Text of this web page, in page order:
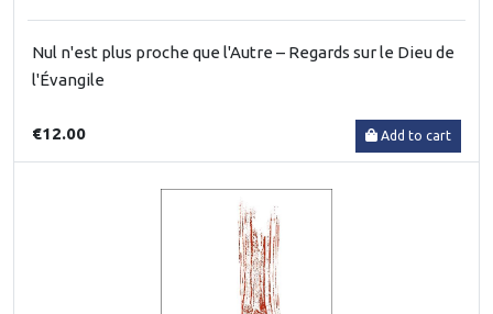
Nul n'est plus proche que l'Autre – Regards sur le Dieu de
l'Évangile
€12.00 Add to cart